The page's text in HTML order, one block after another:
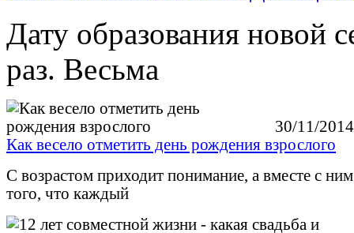
Дату образования новой
раз. Весьма
30/11/2014
Как весело отметить день рождения взрослого
С возрастом приходит понимание, а вместе с
того, что каждый